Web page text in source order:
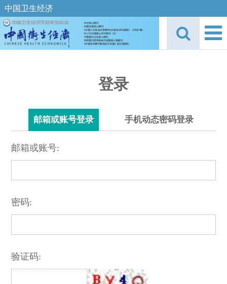
中国卫生经济
登录
邮箱或账号登录 手机动态密码登录
邮箱或账号:
密码:
验证码: